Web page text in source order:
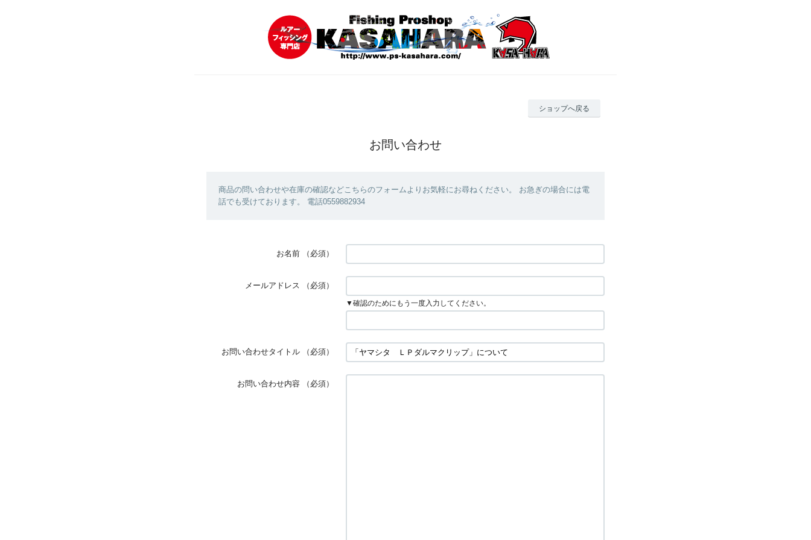
ショップへ戻る
お問い合わせ
商品の問い合わせや在庫の確認などこちらのフォームよりお気軽にお尋ねください。 お急ぎの場合には電
話でも受けております。 電話0559882934
お名前 （必須）
メールアドレス （必須）
▼確認のためにもう一度入力してください。
お問い合わせタイトル （必須）
お問い合わせ内容 （必須）